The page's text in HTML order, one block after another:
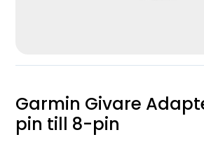
Garmin Givare
pin till 8-pin